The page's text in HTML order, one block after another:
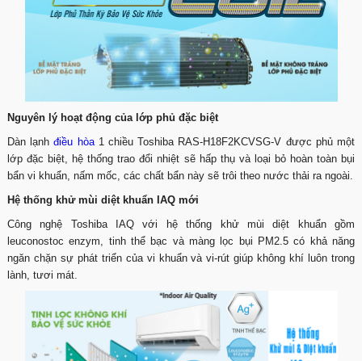
Nguyên lý hoạt động của lớp phủ đặc biệt
Dàn lạnhđiều hòa1 chiều Toshiba RAS-H18F2KCVSG-V được phủ một
lớp đặc biệt, hệ thống trao đổi nhiệt sẽ hấp thụ và loại bỏ hoàn toàn bụi
bẩn vi khuẩn, nấm mốc, các chất bẩn này sẽ trôi theo nước thải ra ngoài.
Hệ thống khử mùi diệt khuẩn IAQ mới
Công nghệ Toshiba IAQ với hệ thống khử mùi diệt khuẩn gồm
leuconostoc enzym, tinh thể bạc và màng lọc bụi PM2.5 có khả năng
ngăn chặn sự phát triển của vi khuẩn và vi-rút giúp không khí luôn trong
lành, tươi mát.